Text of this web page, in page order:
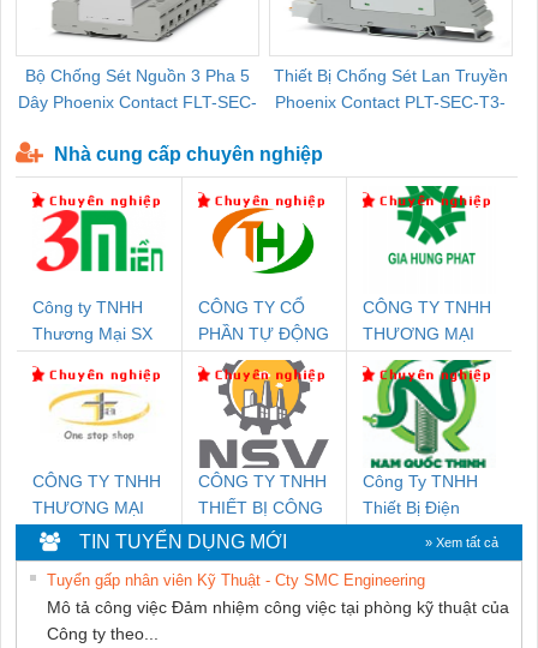
Bộ Chống Sét Nguồn 3 Pha 5
Dây Phoenix Contact FLT-SEC-
Thiết Bị Chống Sét Lan Truyền
Phoenix Contact PLT-SEC-T3-
Nhà cung cấp chuyên nghiệp
Công ty TNHH
Thương Mại SX
CÔNG TY CỔ
PHẦN TỰ ĐỘNG
TIẾN HƯNG
CÔNG TY TNHH
THƯƠNG MẠI
DỊCH VỤ KỸ
THUẬT ĐIỆN CƠ
GIA HƯNG
PHÁT
CÔNG TY TNHH
THƯƠNG MẠI
THIÊN ÂN VIỆT
NAM
CÔNG TY TNHH
THIẾT BỊ CÔNG
NGHIỆP NIHON
SETSUBI VIỆT
NAM
Công Ty TNHH
Thiết Bị Điện
Nam Quốc Thịnh
TIN TUYỂN DỤNG MỚI » Xem tất cả
Tuyển gấp nhân viên Kỹ Thuật - Cty SMC Engineering
Mô tả công việc Đảm nhiệm công việc tại phòng kỹ thuật của
Công ty theo...